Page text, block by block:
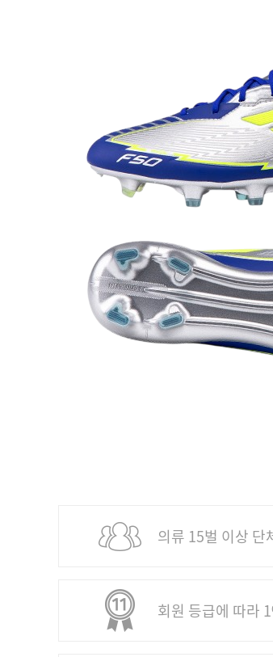
의류 15벌 이상 단
회원 등급에 따라